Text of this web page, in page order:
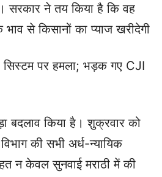
सरकार ने तय किया है कि वह
से किसानों का प्याज खरीदेगी
सिस्टम पर हमला; भड़क गए CJI
बदलाव किया है। शुक्रवार को
की सभी अर्ध-न्यायिक
न केवल सुनवाई मराठी में की